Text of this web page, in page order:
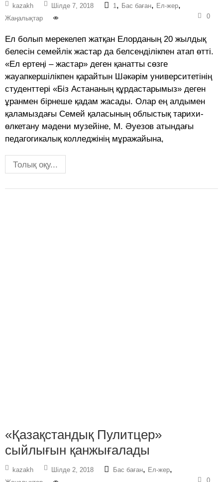
kazakh Шілде 7, 2018 1, Бас баған, Ел-жер,
Жаңалықтар 0
Ел болып мерекелеп жатқан Елорданың 20 жылдық
белесін семейлік жастар да белсенділікпен атап өтті.
«Ел ертеңі – жастар» деген қанатты сөзге
жауапкершілікпен қарайтын Шәкәрім университетінің
студенттері «Біз Астананың құрдастарымыз» деген
ұранмен бірнеше қадам жасады. Олар ең алдымен
қаламыздағы Семей қаласының облыстық тарихи-
өлкетану мәдени музейіне, М. Әуезов атындағы
педагогикалық колледжінің мұражайына,
Толық оқу...
«Қазақстандық Пулитцер»
сыйлығын қанжығалады
kazakh Шілде 2, 2018 Бас баған, Ел-жер,
0